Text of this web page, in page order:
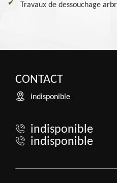
Travaux de dessouchage
CONTACT
indisponible
indisponible
indisponible